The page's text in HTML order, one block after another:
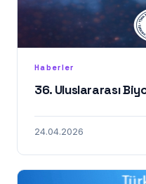
Haberler
36. Uluslararası
24.04.2026